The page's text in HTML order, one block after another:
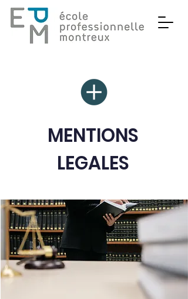
MENTIONS
LEGALES